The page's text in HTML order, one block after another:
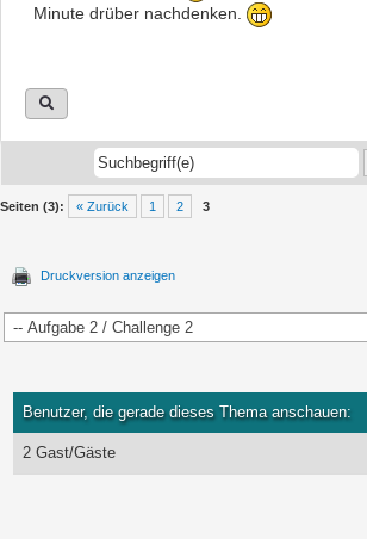
Minute drüber nachdenken.
Seiten (3): « Zurück 1 2 3
Druckversion anzeigen
Benutzer, die gerade dieses Thema anschauen:
2 Gast/Gäste